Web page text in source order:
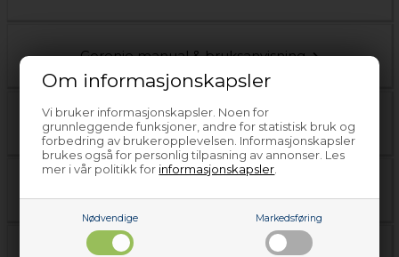
Om informasjonskapsler
Vi bruker informasjonskapsler. Noen for
grunnleggende funksjoner, andre for statistisk bruk og
forbedring av brukeropplevelsen. Informasjonskapsler
brukes også for personlig tilpasning av annonser. Les
mer i vår politikk for informasjonskapsler
Nødvendige Markedsføring
Gorenje manual & bruksanvisning
Gram manual & bruksanvisning